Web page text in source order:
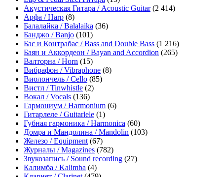
Акустическая Гитара / Acoustic Guitar(2 414)
Арфа / Harp (8)
Балалайка / Balalaika (36)
Банджо / Banjo (101)
Бас и Контрабас / Bass and Double Bass (1 216)
Баян и Аккордеон / Bayan and Accordion (265)
Валторна / Horn (15)
Вибрафон / Vibraphone (8)
Виолончель / Cello (85)
Вистл / Tinwhistle (2)
Вокал / Vocals (136)
Гармониум / Harmonium (6)
Гитарлеле / Guitarlele (1)
Губная гармоника / Harmonica (60)
Домра и Мандолина / Mandolin (103)
Железо / Equipment (67)
Журналы / Magazines (782)
Звукозапись / Sound recording (27)
Калимба / Kalimba (4)